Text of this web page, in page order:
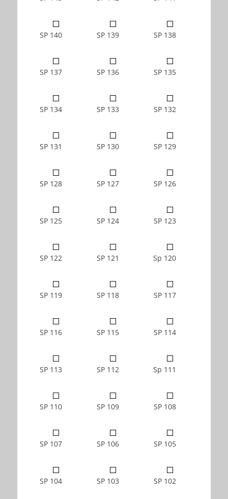
SP 140 SP 139 SP 138
SP 137 SP 136 SP 135
SP 134 SP 133 SP 132
SP 131 SP 130 SP 129
SP 128 SP 127 SP 126
SP 125 SP 124 SP 123
SP 122 SP 121 Sp 120
SP 119 SP 118 SP 117
SP 116 SP 115 SP 114
SP 113 SP 112 Sp 111
SP 110 SP 109 SP 108
SP 107 SP 106 SP 105
SP 104 SP 103 SP 102